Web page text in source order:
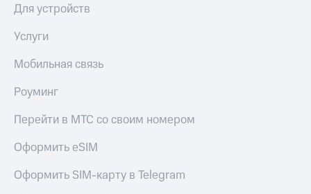
Для устройств
Услуги
Мобильная связь
Роуминг
Перейти в МТС со своим номером
Оформить eSIM
Оформить SIM-карту в Telegram